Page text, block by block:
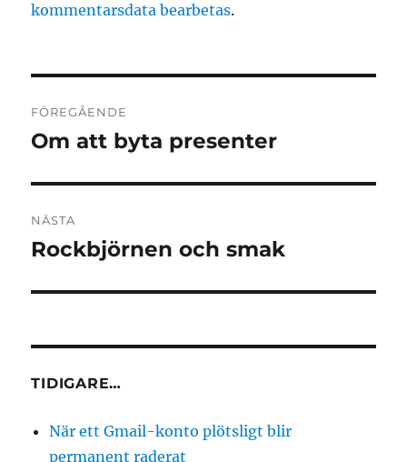
kommentarsdata bearbetas.
FÖREGÅENDE
Föregående
Om att byta presenter
NÄSTA
Nästa
Rockbjörnen och smak
TIDIGARE…
När ett Gmail-konto plötsligt blir
permanent raderat